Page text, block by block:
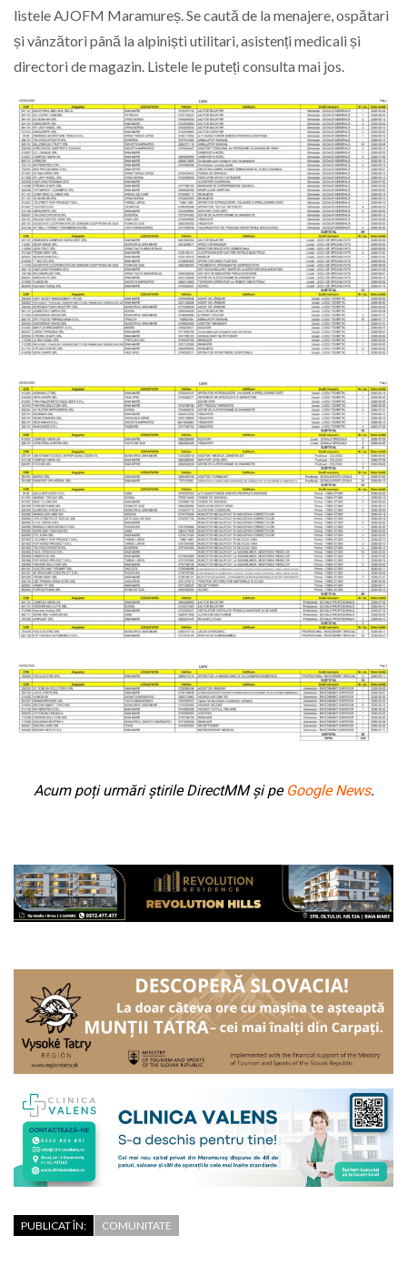
listele AJOFM Maramureș. Se caută de la menajere, ospătari
și vânzători până la alpiniști utilitari, asistenți medicali și
directori de magazin. Listele le puteți consulta mai jos.
Acum poți urmări știrile DirectMM și pe Google News.
PUBLICAT ÎN: COMUNITATE